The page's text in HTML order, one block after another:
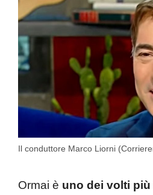
Il conduttore Marco Liorni
Ormai è uno dei volti